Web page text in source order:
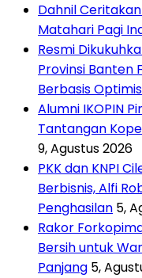
Dahnil
Matahari Pagi
Resmi
Provinsi Banten
Berbasis
Alumni IKOPIN
Tantangan
9, Agustus 2026
PKK dan KNPI
Berbisnis, Alfi
Penghasilan 5,
Rakor
Bersih untuk
Panjang 5,